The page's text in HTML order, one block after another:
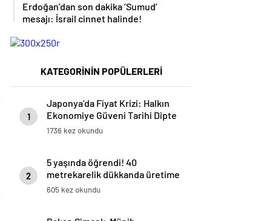
Erdoğan’dan son dakika ‘Sumud’
mesajı: İsrail cinnet halinde!
KATEGORİNİN POPÜLERLERİ
1
Japonya’da Fiyat Krizi: Halkın
Ekonomiye Güveni Tarihi Dipte
1736 kez okundu
2
5 yaşında öğrendi! 40
metrekarelik dükkanda üretime
başladı: ‘Amerika’dan bile
605 kez okundu